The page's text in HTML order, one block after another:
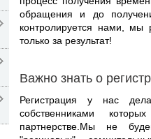
обращения и до
контролируется нами,
только за результат!
Важно знать о
Регистрация у нас
собственниками
партнерстве.Мы не